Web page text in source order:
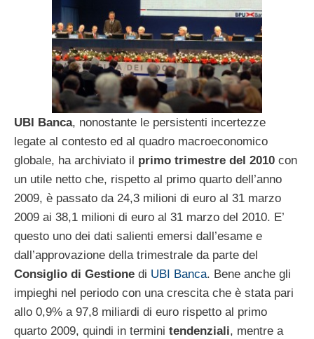
UBI Banca, nonostante le persistenti incertezze
legate al contesto ed al quadro macroeconomico
globale, ha archiviato il primo trimestre del 2010 con
un utile netto che, rispetto al primo quarto dell’anno
2009, è passato da 24,3 milioni di euro al 31 marzo
2009 ai 38,1 milioni di euro al 31 marzo del 2010. E’
questo uno dei dati salienti emersi dall’esame e
dall’approvazione della trimestrale da parte del
Consiglio di Gestione di UBI Banca. Bene anche gli
impieghi nel periodo con una crescita che è stata pari
allo 0,9% a 97,8 miliardi di euro rispetto al primo
quarto 2009, quindi in termini tendenziali, mentre a